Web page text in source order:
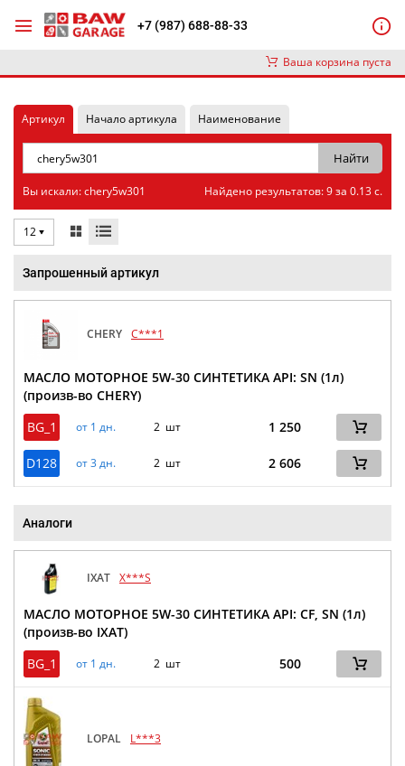
+7 (987) 688-88-33
Ваша корзина пуста
Артикул Начало артикула Наименование
Вы искали: chery5w301 Найдено результатов: 9 за 0.13 с.
12
Запрошенный артикул
CHERY C***1
МАСЛО МОТОРНОЕ 5W-30 СИНТЕТИКА API: SN (1л)
(произв-во CHERY)
BG_1
от 1 дн. 2 шт 1 250
D128 от 3 дн. 2 шт 2 606
Аналоги
IXAT X***S
МАСЛО МОТОРНОЕ 5W-30 СИНТЕТИКА API: CF, SN (1л)
(произв-во IXAT)
BG_1
от 1 дн. 2 шт 500
LOPAL L***3